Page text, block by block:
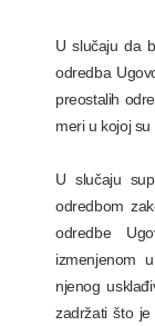
U slučaju da
odredba
preostalih
meri u kojoj su
U slučaju
odredbom
odredbe
izmenjenom
njenog
zadržati što